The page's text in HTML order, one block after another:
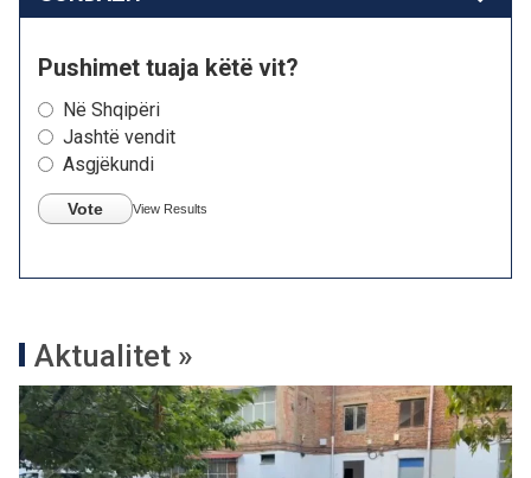
Pushimet tuaja këtë vit?
Në Shqipëri
Jashtë vendit
Asgjëkundi
Vote View Results
Aktualitet »